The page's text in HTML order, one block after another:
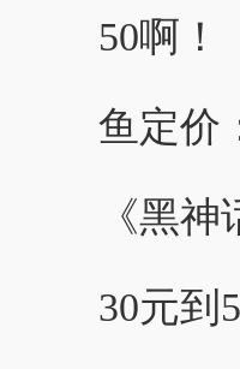
鱼定价
《黑
30元到